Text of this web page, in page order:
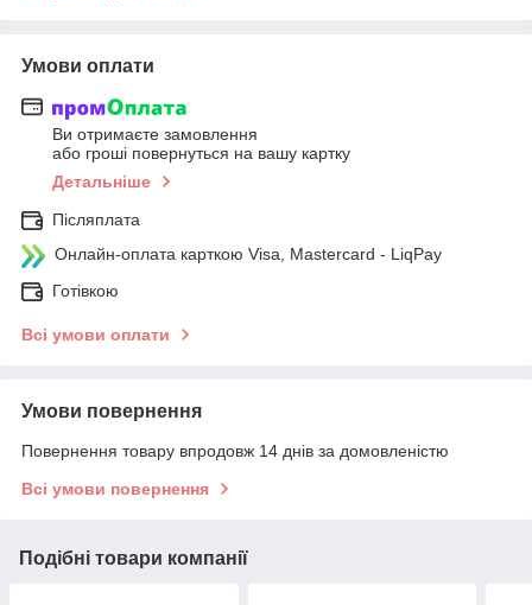
Умови оплати
Ви отримаєте замовлення
або гроші повернуться на вашу картку
Детальніше
Післяплата
Онлайн-оплата карткою Visa, Mastercard - LiqPay
Готівкою
Всі умови оплати
Умови повернення
Повернення товару впродовж 14 днів за домовленістю
Всі умови повернення
Подібні товари компанії